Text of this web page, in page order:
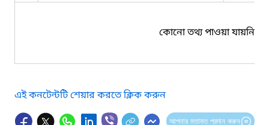
কোনো তথ্য পাওয়া যায়নি।
এই কনটেন্টটি শেয়ার করতে ক্লিক করুন
আপনার মতামত প্রদান করুন